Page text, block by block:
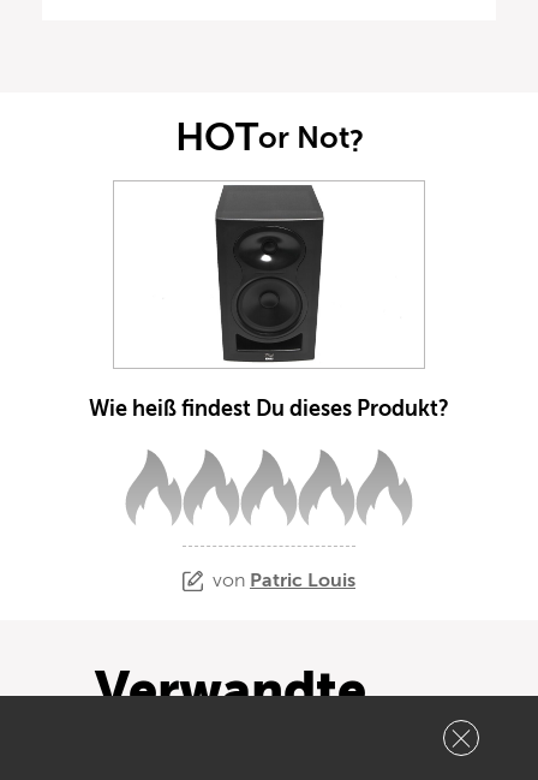
HOTor Not?
Wie heiß findest Du dieses Produkt?
von Patric Louis
Verwandte